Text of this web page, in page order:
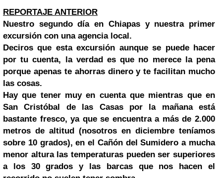
REPORTAJE ANTERIOR
Nuestro segundo día en Chiapas y nuestra primer
excursión con una agencia local.
Deciros que esta excursión aunque se puede hacer
por tu cuenta, la verdad es que no merece la pena
porque apenas te ahorras dinero y te facilitan mucho
las cosas.
Hay que tener muy en cuenta que mientras que en
San Cristóbal de las Casas por la mañana está
bastante fresco, ya que se encuentra a más de 2.000
metros de altitud (nosotros en diciembre teníamos
sobre 10 grados), en el Cañón del Sumidero a mucha
menor altura las temperaturas pueden ser superiores
a los 30 grados y las barcas que nos hacen el